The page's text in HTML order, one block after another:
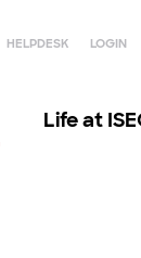
HELPDESK LOGIN
Life at